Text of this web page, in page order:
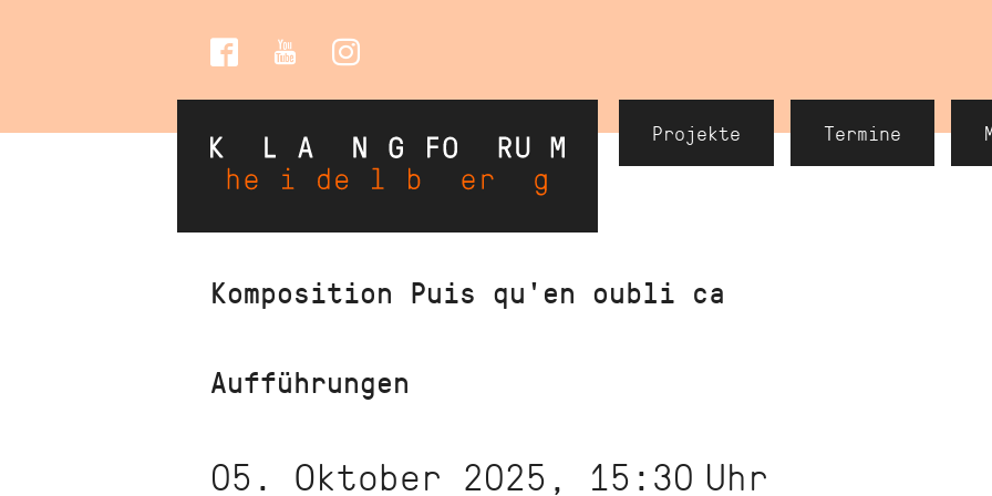
Social
Header
Navigation
Projekte Termine
Komposition Puis qu'en oubli ca
Aufführungen
05. Oktober 2025, 15:30 Uhr